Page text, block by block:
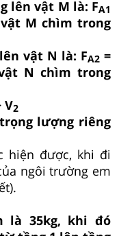
lên vật M là: FA1
M chìm trong
vật N là: FA2=
N chìm trong
V2
lượng riêng
hiện được, khi đi
ngôi trường em
là 35kg, khi đó